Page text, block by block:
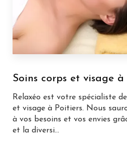
Soins corps et visage à
Relaxéo est votre spécialiste
et visage à Poitiers. Nous
à vos besoins et vos envies
et la diversi...